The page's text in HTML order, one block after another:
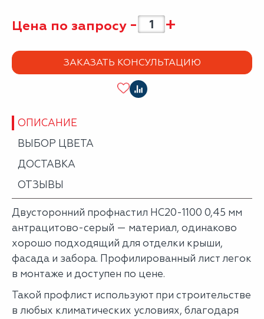
Цена по запросу - +
ЗАКАЗАТЬ КОНСУЛЬТАЦИЮ
ОПИСАНИЕ
ВЫБОР ЦВЕТА
ДОСТАВКА
ОТЗЫВЫ
Двусторонний профнастил НС20-1100 0,45 мм
антрацитово-серый — материал, одинаково
хорошо подходящий для отделки крыши,
фасада и забора. Профилированный лист легок
в монтаже и доступен по цене.
Такой профлист используют при строительстве
в любых климатических условиях, благодаря